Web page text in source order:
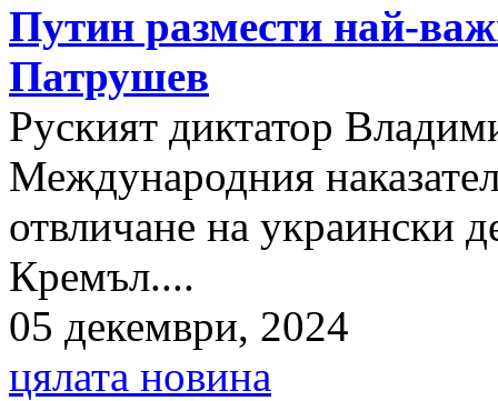
Путин размести най-
Патрушев
Руският диктатор
Международния
отвличане на украински
Кремъл....
05 декември, 2024
цялата новина